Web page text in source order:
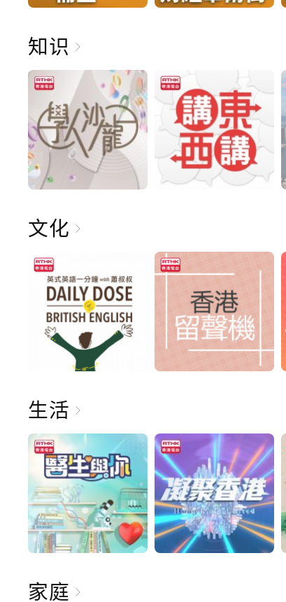
知识
文化
生活
家庭